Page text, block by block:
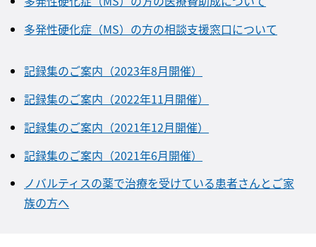
多発性硬化症（MS）の方の相談支援窓口について
記録集のご案内（2023年8月開催）
記録集のご案内（2022年11月開催）
記録集のご案内（2021年12月開催）
記録集のご案内（2021年6月開催）
ノバルティスの薬で治療を受けている患者さんとご家
族の方へ